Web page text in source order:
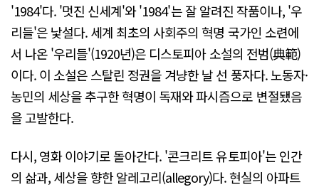
'1984'다. '멋진 신세계'와 '1984'는 잘 알려진 작품이나, '우
리들'은 낯설다. 세계 최초의 사회주의 혁명 국가인 소련에
서 나온 '우리들'(1920년)은 디스토피아 소설의 전범(典範)
이다. 이 소설은 스탈린 정권을 겨냥한 날 선 풍자다. 노동자·
농민의 세상을 추구한 혁명이 독재와 파시즘으로 변절됐음
을 고발한다.
다시, 영화 이야기로 돌아간다. '콘크리트 유토피아'는 인간
의 삶과, 세상을 향한 알레고리(allegory)다. 현실의 아파트